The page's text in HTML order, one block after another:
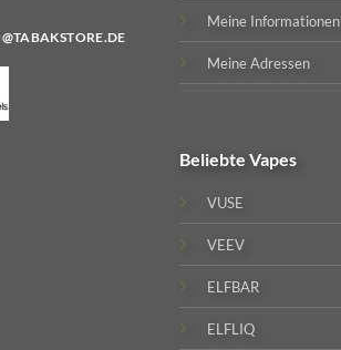
Meine Informationen
Meine Adressen
BeliebteVapes
VUSE
VEEV
ELFBAR
ELFLIQ